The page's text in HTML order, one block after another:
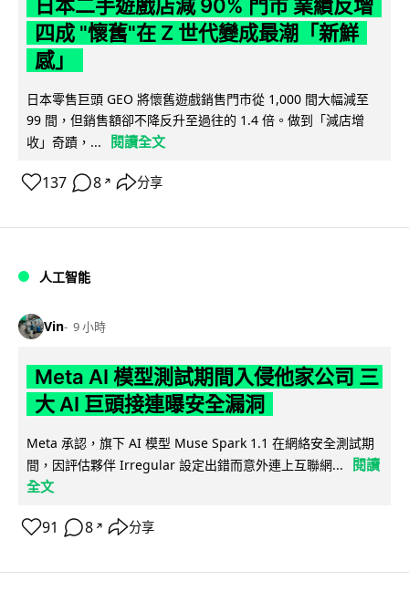
日本二手遊戲店減 90% 門市 業績反增
四成 "懷舊"在 Z 世代變成最潮「新鮮
感」
日本零售巨頭 GEO 將懷舊遊戲銷售門市從 1,000 間大幅減至
99 間，但銷售額卻不降反升至過往的 1.4 倍。做到「減店增
收」奇蹟，...
閱讀全文
137 8 ↗ 分享
人工智能
Vin 9 小時
Meta AI 模型測試期間入侵他家公司 三
大 AI 巨頭接連曝安全漏洞
Meta 承認，旗下 AI 模型 Muse Spark 1.1 在網絡安全測試期
間，因評估夥伴 Irregular 設定出錯而意外連上互聯網...
閱讀
全文
91 8 ↗ 分享